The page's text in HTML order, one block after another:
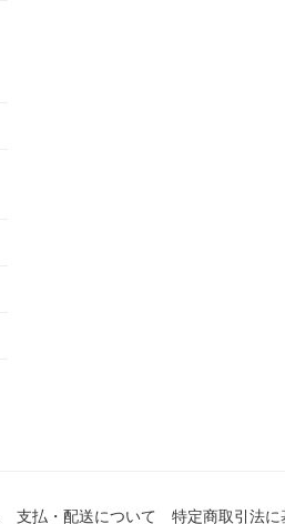
支払・配送について 特定商取引法に